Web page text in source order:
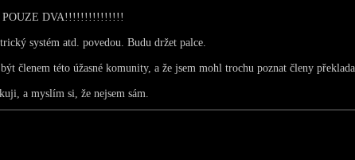
POUZE DVA!!!!!!!!!!!!!!!
systém atd. povedou. Budu držet palce.
členem této úžasné komunity, a že jsem mohl trochu poznat členy
a myslím si, že nejsem sám.